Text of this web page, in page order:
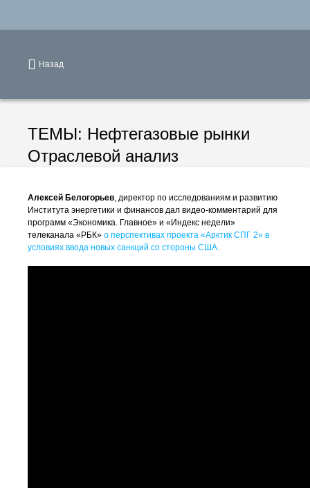
Назад
ТЕМЫ: Нефтегазовые рынки
Отраслевой анализ
Алексей Белогорьев, директор по исследованиям и развитию
Института энергетики и финансов дал видео-комментарий для
программ «Экономика. Главное» и «Индекс недели»
телеканала «РБК» о перспективах проекта «Арктик СПГ 2» в
условиях ввода новых санкций со стороны США.